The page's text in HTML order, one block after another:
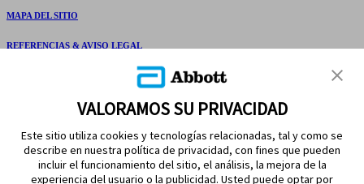
MAPA DEL SITIO
REFERENCIAS & AVISO LEGAL
VALORAMOS SU PRIVACIDAD
Este sitio utiliza cookies y tecnologías relacionadas, tal y como se
describe en nuestra política de privacidad, con fines que pueden
incluir el funcionamiento del sitio, el análisis, la mejora de la
experiencia del usuario o la publicidad. Usted puede optar por